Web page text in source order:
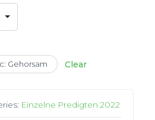
Gehorsam Clear
Einzelne Predigten 2022